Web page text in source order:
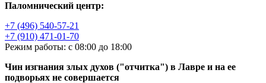
Паломнический центр:
+7 (496) 540-57-21
+7 (910) 471-01-70
Режим работы: с 08:00 до 18:00
Чин изгнания злых духов ("отчитка") в Лавре и на ее
подворьях не совершается